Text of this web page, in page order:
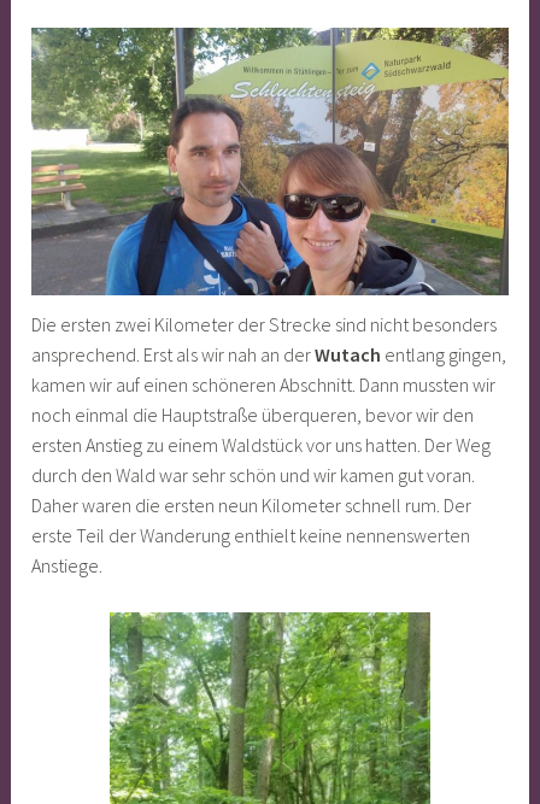
Die ersten zwei Kilometer der Strecke sind nicht besonders
ansprechend. Erst als wir nah an derWutach entlang gingen,
kamen wir auf einen schöneren Abschnitt. Dann mussten wir
noch einmal die Hauptstraße überqueren, bevor wir den
ersten Anstieg zu einem Waldstück vor uns hatten. Der Weg
durch den Wald war sehr schön und wir kamen gut voran.
Daher waren die ersten neun Kilometer schnell rum. Der
erste Teil der Wanderung enthielt keine nennenswerten
Anstiege.